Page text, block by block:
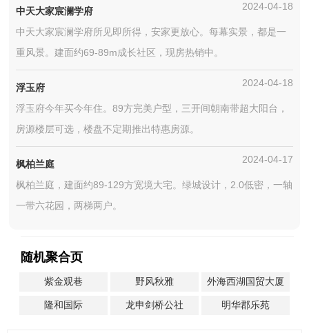
中天大家宸澜学府 2024-04-18
中天大家宸澜学府所见即所得，安家更放心。每幕实景，都是一
重风景。建面约69-89m成长社区，现房热销中。
浮玉府 2024-04-18
浮玉府今年买今年住。89方完美户型，三开间朝南带超大阳台，
房源楼层可选，楼盘不定期推出特惠房源。
枫柏兰庭 2024-04-17
枫柏兰庭，建面约89-129方宽境大宅。绿城设计，2.0低密，一轴
一带六花园，两梯两户。
随机聚合页
紫金观巷 野风秋雅 外海西湖国贸大厦
隆和国际 龙申剑桥公社 明华郡乐苑